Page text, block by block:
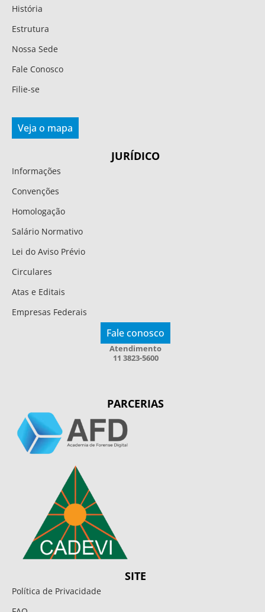
História
Estrutura
Nossa Sede
Fale Conosco
Filie-se
Veja o mapa
JURÍDICO
Informações
Convenções
Homologação
Salário Normativo
Lei do Aviso Prévio
Circulares
Atas e Editais
Empresas Federais
Fale conosco
Atendimento
11 3823-5600
PARCERIAS
SITE
Política de Privacidade